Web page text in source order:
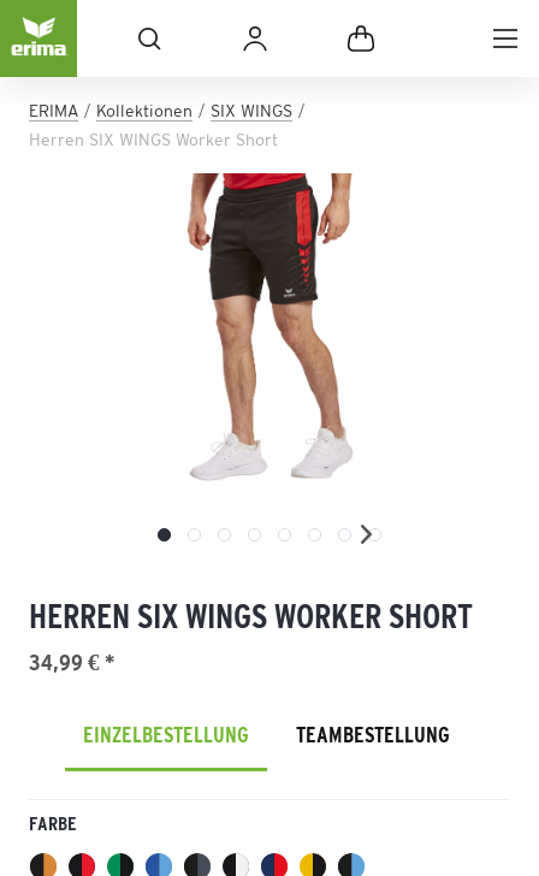
ERIMA Kollektionen
SIX WINGS
Herren SIX WINGS Worker Short
HERREN SIX WINGS WORKER SHORT
34,99 € *
EINZELBESTELLUNG TEAMBESTELLUNG
FARBE